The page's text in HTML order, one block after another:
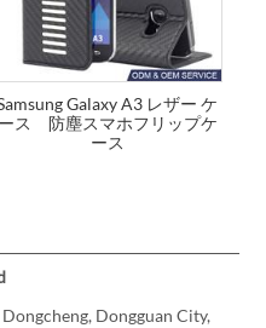
Galaxy A3 レザー ケ
ース 防塵スマホフリップケ
ース
Dongguan City,